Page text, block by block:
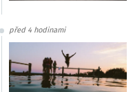
před 4 hodinami